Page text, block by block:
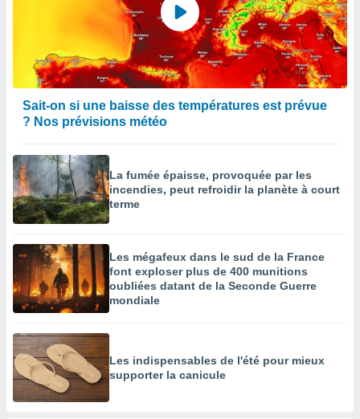
Sait-on si une baisse des températures est prévue
? Nos prévisions météo
La fumée épaisse, provoquée par les
incendies, peut refroidir la planète à court
terme
Les mégafeux dans le sud de la France
font exploser plus de 400 munitions
oubliées datant de la Seconde Guerre
mondiale
Les indispensables de l'été pour mieux
supporter la canicule